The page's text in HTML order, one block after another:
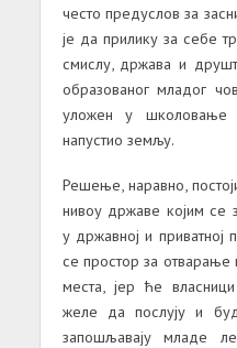
често предуслов за
је да прилику за себе
смислу, држава и
образованог младог
уложен у школовање
напустио земљу.
Решење, наравно,
нивоу државе којим се
у државној и приватној
се простор за отварање
места, јер ће
желе да послују и
запошљавају младе